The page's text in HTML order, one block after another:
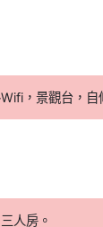
，景觀台，自
人房。